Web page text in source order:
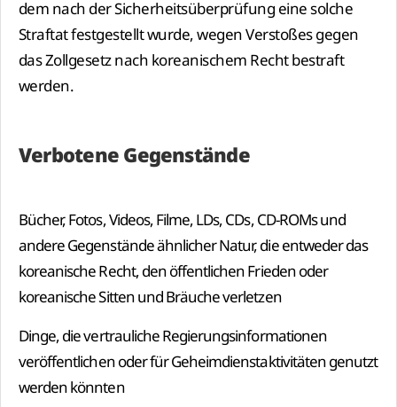
dem nach der Sicherheitsüberprüfung eine solche
Straftat festgestellt wurde, wegen Verstoßes gegen
das Zollgesetz nach koreanischem Recht bestraft
werden.
Verbotene Gegenstände
Bücher, Fotos, Videos, Filme, LDs, CDs, CD-ROMs und
andere Gegenstände ähnlicher Natur, die entweder das
koreanische Recht, den öffentlichen Frieden oder
koreanische Sitten und Bräuche verletzen
Dinge, die vertrauliche Regierungsinformationen
veröffentlichen oder für Geheimdienstaktivitäten genutzt
werden könnten